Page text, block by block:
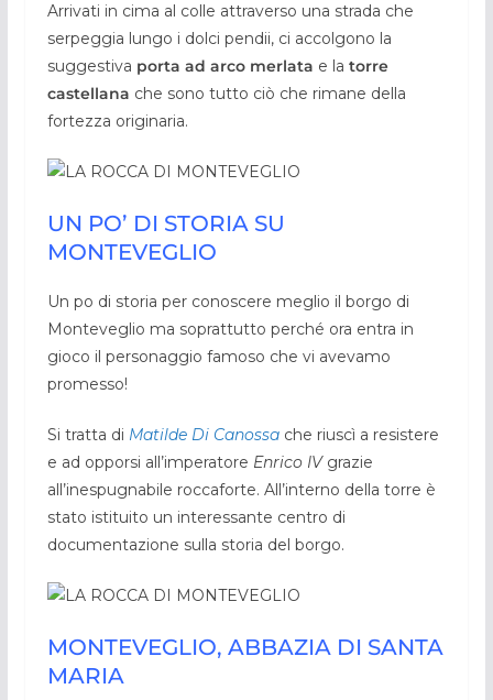
Arrivati in cima al colle attraverso una strada che
serpeggia lungo i dolci pendii, ci accolgono la
suggestiva porta ad arco merlata e la torre
castellana che sono tutto ciò che rimane della
fortezza originaria.
UN PO’ DI STORIA SU
MONTEVEGLIO
Un po di storia per conoscere meglio il borgo di
Monteveglio ma soprattutto perché ora entra in
gioco il personaggio famoso che vi avevamo
promesso!
Si tratta di Matilde Di Canossache riuscì a resistere
e ad opporsi all’imperatore Enrico IVgrazie
all’inespugnabile roccaforte. All’interno della torre è
stato istituito un interessante centro di
documentazione sulla storia del borgo.
MONTEVEGLIO, ABBAZIA DI SANTA
MARIA